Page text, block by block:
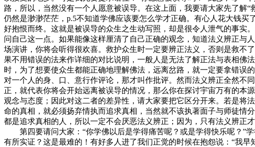
路，所以，当然没有一个人愿意被误导。在这上面，我要请大家先了解
仍然是渺渺茫茫，p.5不知道学佛应该要怎么学才正确。有心人花大钱
好抱恨而终。这就是被误导的众生之生动写照，却是很令人泄气的事实
问自己这一点。如果能像这样厘清了自己正确的观念，知道法义辨正与
场演讲，你将会听得很欢喜。救护众生时一定要辨正法义，否则是救不
果不用错误的法来作详细的对比说明，一般人是无法了解正法与表相佛
时，为了想要使众生都能正确地理解佛法，远离岔路，就一定要拿错误
对一个人的身、口、意行作评论，那才叫作批评。然而法义辨正全然不
正，就代表你将会开始远离被误导的情况，那么你在探讨宇宙万有的本
观念与态度；因此对这二者的差异性，请大家要把它区分开来。若是
命的真相，就必须扬弃情执而追求真相，当然就不该执著面子与师徒情
都是追求真相的人，所以一定不会厌恶法义辨正；因为，只有法义辨正
第四要请问大家：“你学佛以后是学得痛苦呢？或是学得快乐呢？”
有所实证？这是最难的！有好多人进了我们正觉的时候在抱怨说：“我